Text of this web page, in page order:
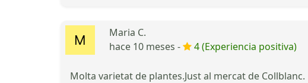
Maria C.
hace 10 meses -
4 (Experiencia positiva)
Molta varietat de plantes.Just al mercat de Collblanc.